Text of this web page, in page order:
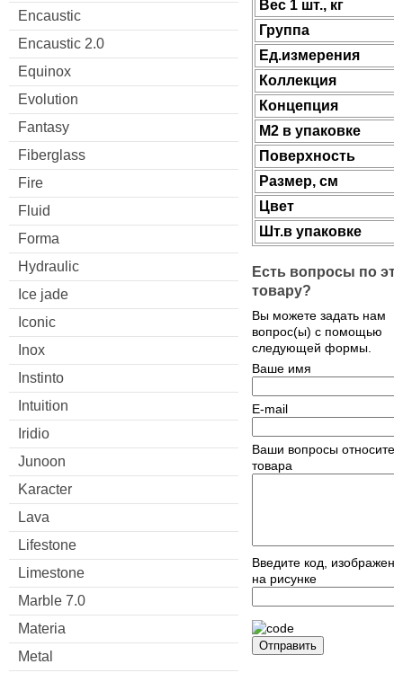
Encaustic
Encaustic 2.0
Equinox
Evolution
Fantasy
Fiberglass
Fire
Fluid
Forma
Hydraulic
Ice jade
Iconic
Inox
Instinto
Intuition
Iridio
Junoon
Karacter
Lava
Lifestone
Limestone
Marble 7.0
Materia
Metal
Вес 1 шт., кг
Группа
Ед.измерения
Коллекция
Концепция
М2 в упаковке
Поверхность
Размер, см
Цвет
Шт.в упаковке
Есть вопросы по
товару?
Вы можете задать нам
вопрос(ы) с помощью
следующей формы.
Ваше имя
E-mail
Ваши вопросы
товара
Введите код,
на рисунке
Отправить